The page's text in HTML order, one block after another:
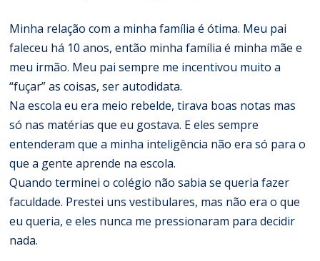
Minha relação com a minha família é ótima. Meu pai
faleceu há 10 anos, então minha família é minha mãe e
meu irmão. Meu pai sempre me incentivou muito a
“fuçar” as coisas, ser autodidata.
Na escola eu era meio rebelde, tirava boas notas mas
só nas matérias que eu gostava. E eles sempre
entenderam que a minha inteligência não era só para o
que a gente aprende na escola.
Quando terminei o colégio não sabia se queria fazer
faculdade. Prestei uns vestibulares, mas não era o que
eu queria, e eles nunca me pressionaram para decidir
nada.